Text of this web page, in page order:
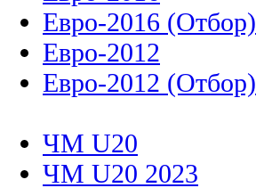
Евро-2016 (Отбор)
Евро-2012
Евро-2012 (Отбор)
ЧМ U20
ЧМ U20 2023